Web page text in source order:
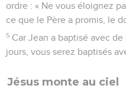
ordre : « Ne vous éloignez
ce que le Père a promis, le
5 Car Jean a baptisé avec
jours, vous serez baptisés
Jésus monte au ciel